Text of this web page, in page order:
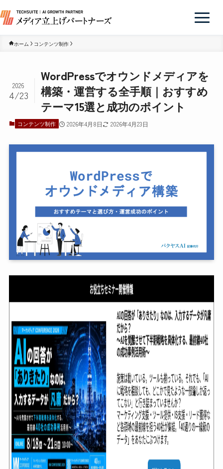
ホーム コンテンツ制作
WordPressでオウンドメディアを
構築・運営する全手順｜おすすめ
テーマ15選と成功のポイント
2026
4/23
コンテンツ制作 2026年4月8日 2026年4月23日